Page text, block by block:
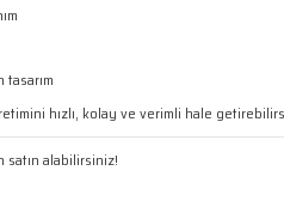
hızlı, kolay ve verimli hale
satın alabilirsiniz!